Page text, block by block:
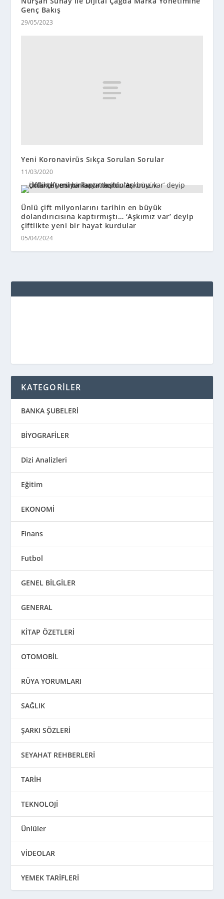
Genç Bakış
29/05/2023
Yeni Koronavirüs Sıkça Sorulan Sorular
11/03/2020
Ünlü çift milyonlarını tarihin en büyük
dolandırıcısına kaptırmıştı… ‘Aşkımız var’ deyip
çiftlikte yeni bir hayat kurdular
05/04/2024
KATEGORİLER
BANKA ŞUBELERİ
BİYOGRAFİLER
Dizi Analizleri
Eğitim
EKONOMİ
Finans
Futbol
GENEL BİLGİLER
GENERAL
KİTAP ÖZETLERİ
OTOMOBİL
RÜYA YORUMLARI
SAĞLIK
ŞARKI SÖZLERİ
SEYAHAT REHBERLERİ
TARİH
TEKNOLOJİ
Ünlüler
VİDEOLAR
YEMEK TARİFLERİ